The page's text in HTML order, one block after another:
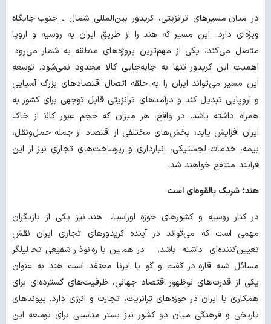
در میان مسیرهای ترانزیتی، کریدور بین‌المللی شمال ـ جنوب جایگاه
ویژه‌ای دارد. این مسیر که هند را از طریق ایران به روسیه و اروپا
متصل می‌کند، یکی از مهم‌ترین پروژه‌های منطقه به شمار می‌رود.
اهمیت این کریدور تنها به جابه‌جایی کالا محدود نمی‌شود. توسعه
این مسیر می‌تواند ایران را به حلقه اتصال اقتصادهای بزرگ آسیایی
و اروپایی تبدیل کند و درآمدهای ترانزیتی قابل توجهی برای کشور به
همراه داشته باشد. در واقع، هر میزان که حجم عبور کالا از خاک
ایران افزایش یابد، بخش‌های مختلفی از اقتصاد از جمله حمل‌ونقل،
بیمه، خدمات لجستیکی، انبارداری و زیرساخت‌های تجاری نیز از این
فرآیند منتفع خواهند شد.
هند؛ شریک بالقوه‌ای است
در کنار روسیه و کشورهای حوزه اوراسیا، هند نیز یکی از بازیگران
مهمی است که می‌تواند در آینده کریدورهای تجاری ایران نقش
تعیین‌کننده‌ای داشته باشد.
در همین باره نوذر شفیعی تحلیلگر
مسائل شبه قاره در گفت و گو با ایرنا معتقد است: هند به عنوان
یکی از قدرت‌های نوظهور اقتصاد جهانی، ظرفیت‌های گسترده‌ای برای
همکاری با ایران در حوزه‌های ترانزیت، تجارت و انرژی دارد. پیوندهای
تاریخی و فرهنگی میان دو کشور نیز بستر مناسبی برای توسعه این